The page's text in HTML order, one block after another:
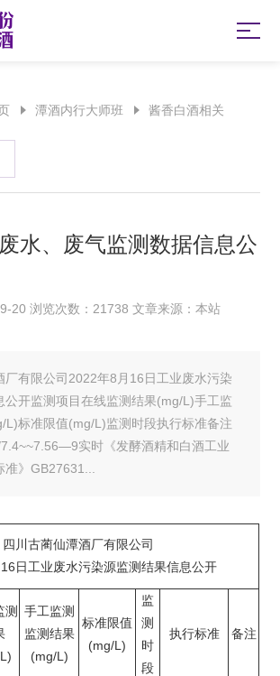
潭酒内行大师班 酱香白酒相关
水、废气监测数据信息公
20 浏览次数：21738 文章来源：本站
厂有限公司2022年8月16日工业废水污染
公开监测项目在线监测结果(mg/L)手工监
L)标准限值(mg/L)监测时段执行标准备注
实时《发酵酒精和白酒工业
》GB27631...
四川古蔺仙潭酒厂有限公司
日工业废水污染源监测结果信息公开
测
手工监测
监测结果
(mg/L)
标准限值
(mg/L)
监
测
时
段
执行标准 备注